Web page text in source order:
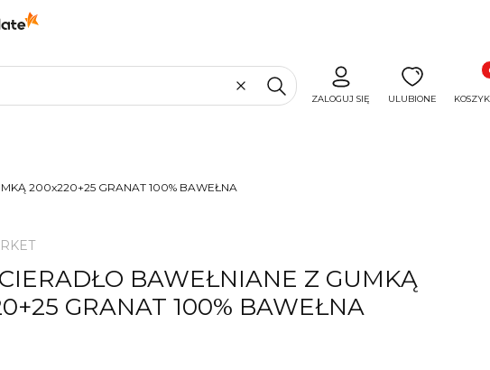
WyczyśćSzukaj ZALOGUJ SIĘ ULUBIONE KOSZYK
200x220+25 GRANAT 100% BAWEŁNA
BAWEŁNIANE Z GUMKĄ
GRANAT 100% BAWEŁNA